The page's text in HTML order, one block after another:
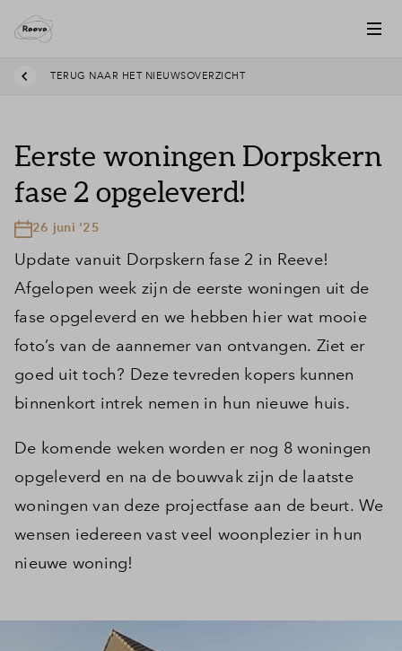
TERUG NAAR HET NIEUWSOVERZICHT
Eerste woningen Dorpskern
fase 2 opgeleverd!
26 juni '25
Update vanuit Dorpskern fase 2 in Reeve!
Afgelopen week zijn de eerste woningen uit de
fase opgeleverd en we hebben hier wat mooie
foto’s van de aannemer van ontvangen. Ziet er
goed uit toch? Deze tevreden kopers kunnen
binnenkort intrek nemen in hun nieuwe huis.
De komende weken worden er nog 8 woningen
opgeleverd en na de bouwvak zijn de laatste
woningen van deze projectfase aan de beurt. We
wensen iedereen vast veel woonplezier in hun
nieuwe woning!